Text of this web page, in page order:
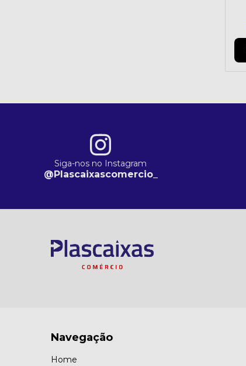
Siga-nos no Instagram
@Plascaixascomercio_
Navegação
Home